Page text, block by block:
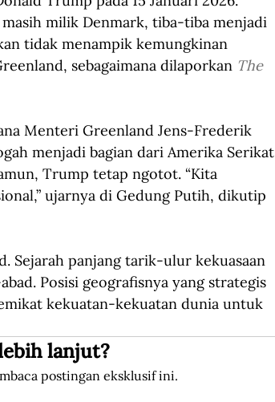
milik Denmark, tiba-tiba menjadi
tidak menampik kemungkinan
sebagaimana dilaporkan The
Menteri Greenland Jens-Frederik
menjadi bagian dari Amerika Serikat
Trump tetap ngotot. “Kita
ujarnya di Gedung Putih, dikutip
Sejarah panjang tarik-ulur kekuasaan
Posisi geografisnya yang strategis
kekuatan-kekuatan dunia untuk
lanjut?
postingan eksklusif ini.